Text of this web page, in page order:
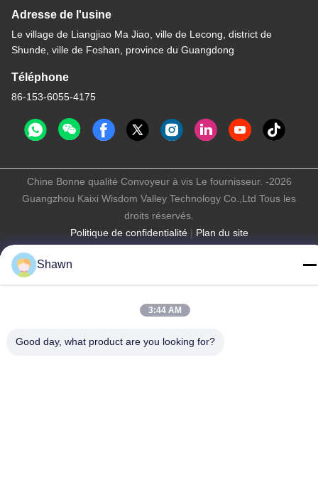
Adresse de l'usine
Le village de Liangjiao Ma Jiao, ville de Lecong, district de
Shunde, ville de Foshan, province du Guangdong
Téléphone
86-153-6055-4175
Politique de confidentialité| Plan du site
Chine Bonne qualité Convoyeur à vis Le fournisseur. -2026
Guangzhou Kaixi Wisdom Valley Technology Co.,Ltd Tous les
droits réservés.
Shawn
3:44 AM
Good day, what product are you looking for?